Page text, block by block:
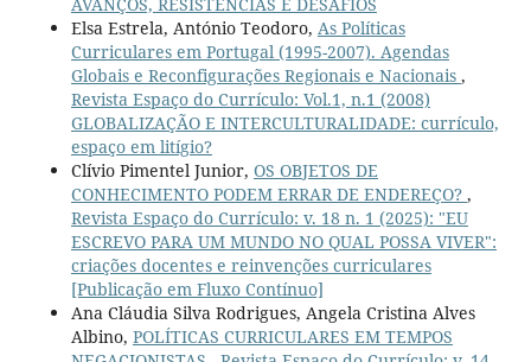
Elsa Estrela, António Teodoro, As Políticas
Curriculares em Portugal (1995-2007). Agendas
Globais e Reconfigurações Regionais e Nacionais ,
Revista Espaço do Currículo: Vol.1, n.1 (2008)
GLOBALIZAÇÃO E INTERCULTURALIDADE: currículo,
espaço em litígio?
Clívio Pimentel Junior, OS OBJETOS DE
CONHECIMENTO PODEM ERRAR DE ENDEREÇO? ,
Revista Espaço do Currículo: v. 18 n. 1 (2025): "EU
ESCREVO PARA UM MUNDO NO QUAL POSSA VIVER":
criações docentes e reinvenções curriculares
[Publicação em Fluxo Contínuo]
Ana Cláudia Silva Rodrigues, Angela Cristina Alves
Albino, POLÍTICAS CURRICULARES EM TEMPOS